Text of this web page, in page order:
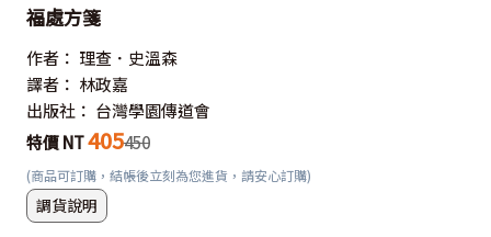
福處方箋
作者： 理查．史溫森
譯者： 林政嘉
出版社： 台灣學園傳道會
特價 NT405450
(商品可訂購，結帳後立刻為您進貨，請安心訂購)
調貨說明